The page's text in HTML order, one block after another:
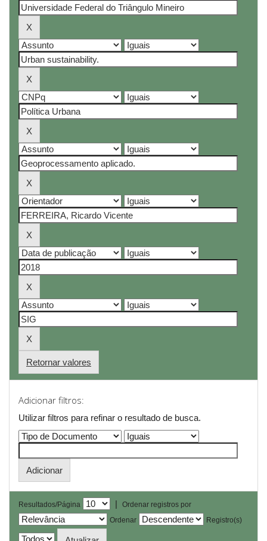
Retornar valores
Adicionar filtros:
Utilizar filtros para refinar o resultado de busca.
Resultados/Página |
Ordenar registros por
Ordenar
Registro(s)